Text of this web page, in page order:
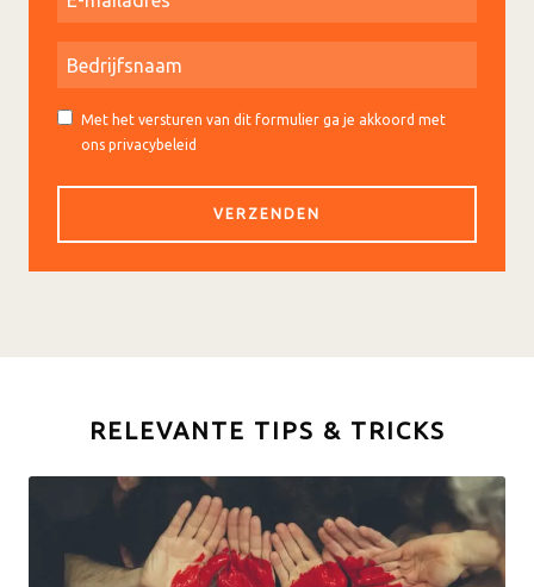
Met het versturen van dit formulier ga je akkoord met
ons privacybeleid
RELEVANTE TIPS & TRICKS